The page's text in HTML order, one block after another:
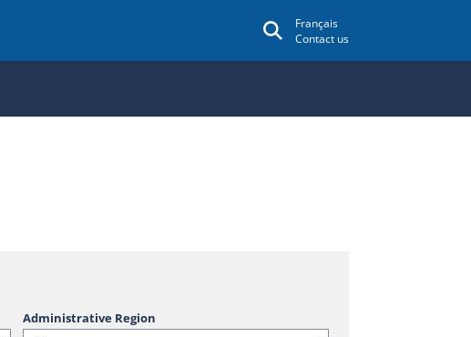
Français
Contact us
Administrative Region